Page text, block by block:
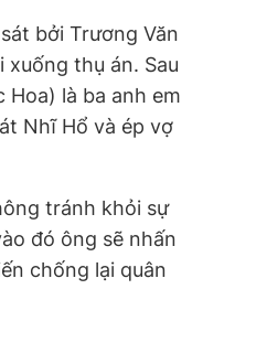
bởi Trương Văn
thụ án. Sau
là ba anh em
Nhĩ Hổ và ép vợ
tránh khỏi sự
đó ông sẽ nhấn
chống lại quân